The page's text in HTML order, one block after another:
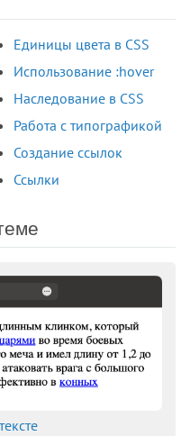
Единицы цвета в CSS
Использование :hover
Наследование в CSS
Работа с типографикой
Создание ссылок
Ссылки